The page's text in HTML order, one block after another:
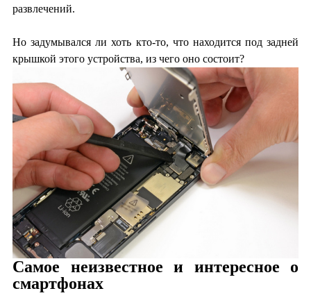
развлечений.
Но задумывался ли хоть кто-то, что находится под задней
крышкой этого устройства, из чего оно состоит?
Самое неизвестное и интересное о
смартфонах